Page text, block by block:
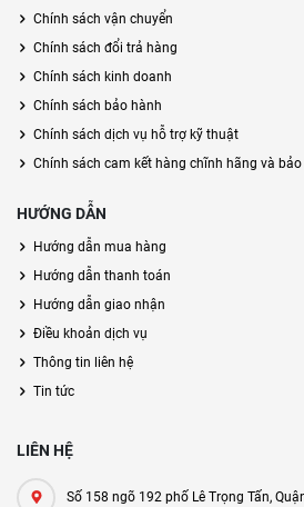
Chính sách vận chuyển
Chính sách đổi trả hàng
Chính sách kinh doanh
Chính sách bảo hành
Chính sách dịch vụ hỗ trợ kỹ thuật
Chính sách cam kết hàng chĩnh hãng và bảo
HƯỚNG DẪN
Hướng dẫn mua hàng
Hướng dẫn thanh toán
Hướng dẫn giao nhận
Điều khoản dịch vụ
Thông tin liên hệ
Tin tức
LIÊN HỆ
Số 158 ngõ 192 phố Lê Trọng Tấn,